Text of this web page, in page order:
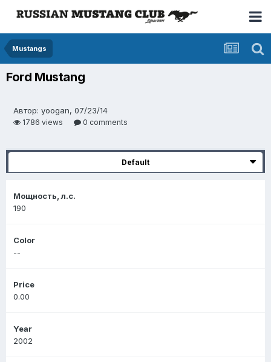
Mustangs
Ford Mustang
Автор: yoogan, 07/23/14
1786 views 0 comments
Default
Мощность, л.с.
190
Color
--
Price
0.00
Year
2002